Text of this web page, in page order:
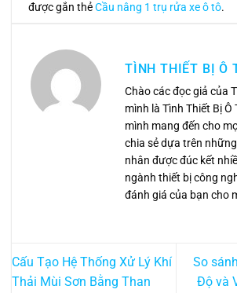
được gắn thẻCầu nâng 1 trụ rửa xe ô tô.
TÌNH THIẾT BỊ Ô
Chào các đọc giả của
mình là Tình Thiết Bị Ô
mình mang đến cho
chia sẻ dựa trên
nhân được đúc kết
ngành thiết bị công
đánh giá của bạn cho
Cấu Tạo Hệ Thống Xử Lý Khí
Thải Mùi Sơn Bằng Than
So
Độ và